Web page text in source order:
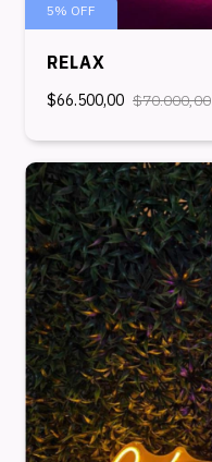
5% OFF
RELAX
$66.500,00 $70.000,00